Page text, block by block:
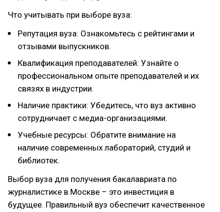
Что учитывать при выборе вуза:
Репутация вуза: Ознакомьтесь с рейтингами и
отзывами выпускников.
Квалификация преподавателей: Узнайте о
профессиональном опыте преподавателей и их
связях в индустрии.
Наличие практики: Убедитесь, что вуз активно
сотрудничает с медиа-организациями.
Учебные ресурсы: Обратите внимание на
наличие современных лабораторий, студий и
библиотек.
Выбор вуза для получения бакалавриата по
журналистике в Москве – это инвестиция в
будущее. Правильный вуз обеспечит качественное